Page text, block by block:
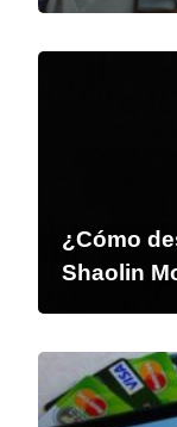
¿Cómo
Shaolin